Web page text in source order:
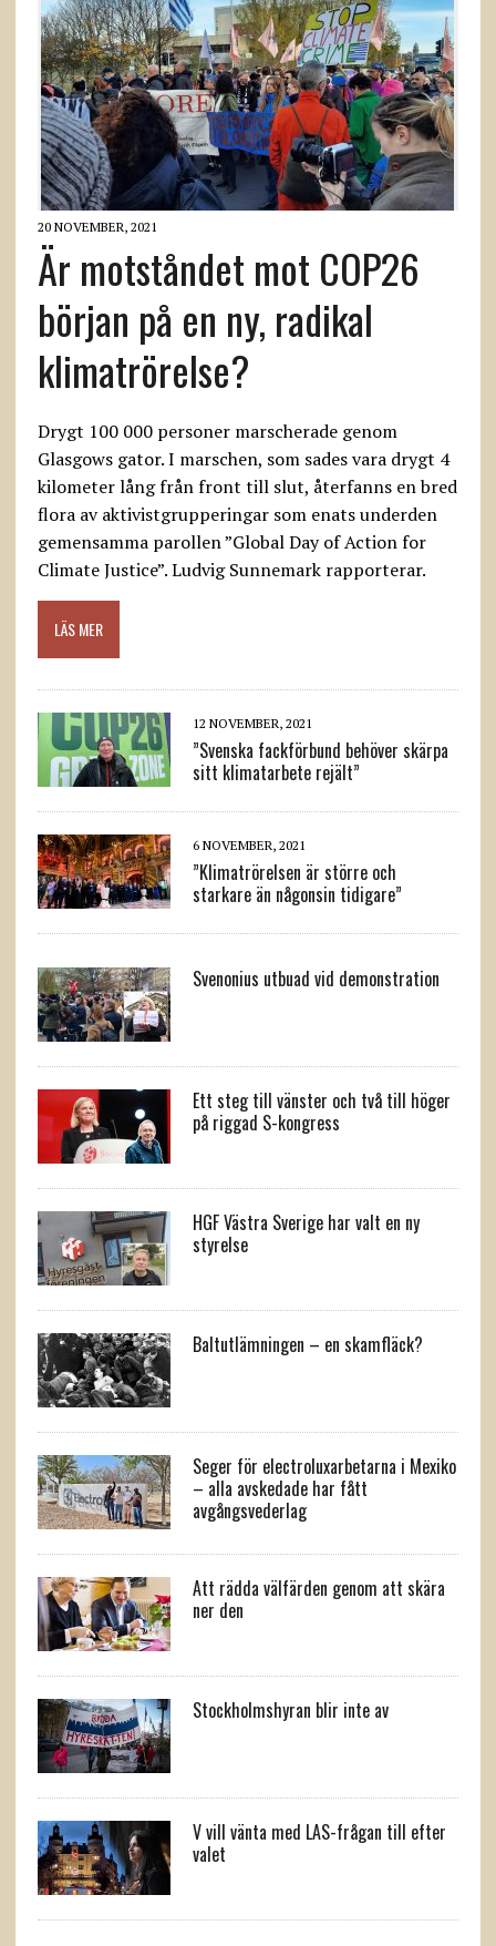
20 NOVEMBER, 2021
Är motståndet mot COP26
början på en ny, radikal
klimatrörelse?
Drygt 100 000 personer marscherade genom
Glasgows gator. I marschen, som sades vara drygt 4
kilometer lång från front till slut, återfanns en bred
flora av aktivistgrupperingar som enats underden
gemensamma parollen ”Global Day of Action for
Climate Justice”. Ludvig Sunnemark rapporterar.
LÄS MER
12 NOVEMBER, 2021
”Svenska fackförbund behöver skärpa
sitt klimatarbete rejält”
6 NOVEMBER, 2021
”Klimatrörelsen är större och
starkare än någonsin tidigare”
Svenonius utbuad vid demonstration
Ett steg till vänster och två till höger
på riggad S-kongress
HGF Västra Sverige har valt en ny
styrelse
Baltutlämningen – en skamfläck?
Seger för electroluxarbetarna i Mexiko
– alla avskedade har fått
avgångsvederlag
Att rädda välfärden genom att skära
ner den
Stockholmshyran blir inte av
V vill vänta med LAS-frågan till efter
valet